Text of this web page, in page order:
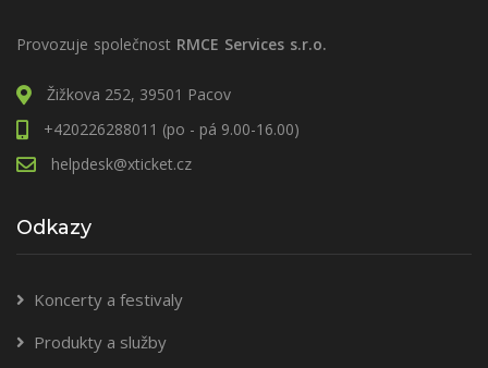
Provozuje společnost RMCE Services s.r.o.
Žižkova 252, 39501 Pacov
+420226288011 (po - pá 9.00-16.00)
helpdesk@xticket.cz
Odkazy
Koncerty a festivaly
Produkty a služby